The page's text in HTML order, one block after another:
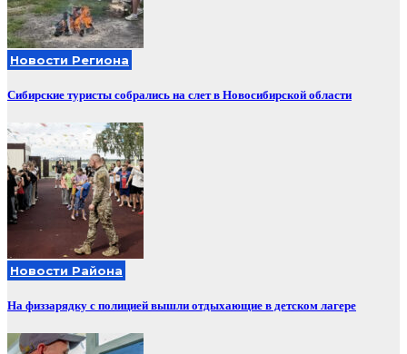
Новости Региона
Сибирские туристы собрались на слет в Новосибирской области
Новости Района
На физзарядку с полицией вышли отдыхающие в детском лагере